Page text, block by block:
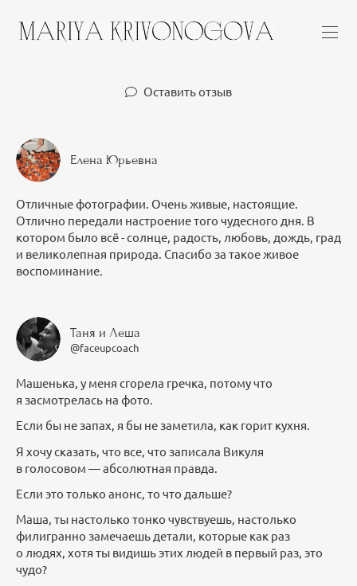
Оставить отзыв
Елена Юрьевна
Отличные фотографии. Очень живые, настоящие.
Отлично передали настроение того чудесного дня. В
котором было всё - солнце, радость, любовь, дождь, град
и великолепная природа. Спасибо за такое живое
воспоминание.
Таня и Леша
@faceupcoach
Машенька, у меня сгорела гречка, потому что
я засмотрелась на фото.
Если бы не запах, я бы не заметила, как горит кухня.
Я хочу сказать, что все, что записала Викуля
в голосовом — абсолютная правда.
Если это только анонс, то что дальше?
Маша, ты настолько тонко чувствуешь, настолько
филигранно замечаешь детали, которые как раз
о людях, хотя ты видишь этих людей в первый раз, это
чудо?